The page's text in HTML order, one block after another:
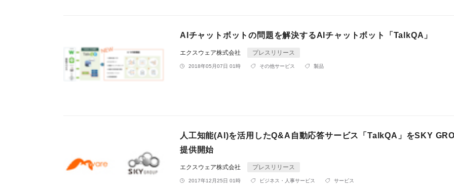
AIチャットボットの問題を解決するAIチャットボット「TalkQA」
エクスウェア株式会社 プレスリリース
2018年05月07日 01時 その他サービス 製品
人工知能(AI)を活用したQ&A自動応答サービス「TalkQA」をSKY
提供開始
エクスウェア株式会社 プレスリリース
2017年12月25日 01時 ビジネス・人事サービス サービス